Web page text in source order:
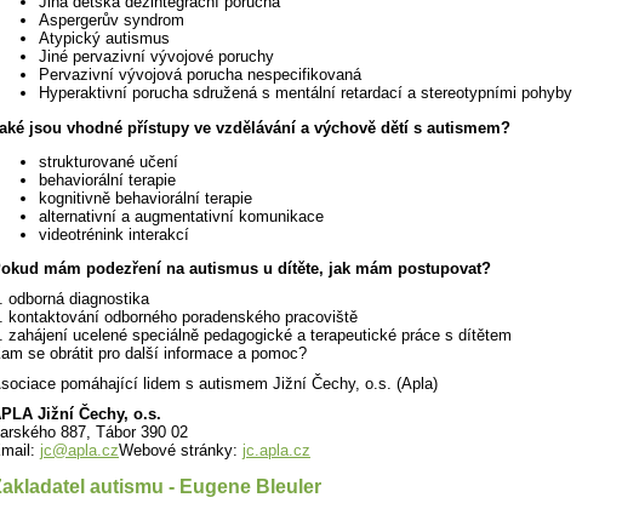
Aspergerův syndrom
Atypický autismus
Jiné pervazivní vývojové poruchy
Pervazivní vývojová porucha nespecifikovaná
Hyperaktivní porucha sdružená s mentální retardací a stereotypními pohyby
jsou vhodné přístupy ve vzdělávání a výchově dětí s autismem?
strukturované učení
behaviorální terapie
kognitivně behaviorální terapie
alternativní a augmentativní komunikace
videotrénink interakcí
mám podezření na autismus u dítěte, jak mám postupovat?
odborná diagnostika
kontaktování odborného poradenského pracoviště
zahájení ucelené speciálně pedagogické a terapeutické práce s dítětem
se obrátit pro další informace a pomoc?
pomáhající lidem s autismem Jižní Čechy, o.s. (Apla)
Jižní Čechy, o.s.
887, Tábor 390 02
jc@apla.czWebové stránky: jc.apla.cz
autismu - Eugene Bleuler